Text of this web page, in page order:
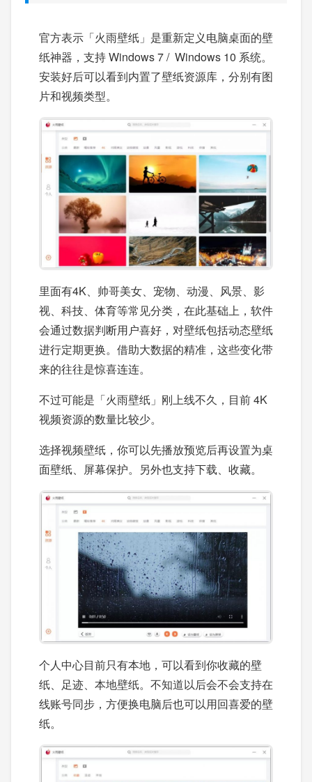
官方表示「火雨壁纸」是重新定义电脑桌面的壁
纸神器，支持 Windows 7 / Windows 10 系统。
安装好后可以看到内置了壁纸资源库，分别有图
片和视频类型。
里面有4K、帅哥美女、宠物、动漫、风景、影
视、科技、体育等常见分类，在此基础上，软件
会通过数据判断用户喜好，对壁纸包括动态壁纸
进行定期更换。借助大数据的精准，这些变化带
来的往往是惊喜连连。
不过可能是「火雨壁纸」刚上线不久，目前 4K
视频资源的数量比较少。
选择视频壁纸，你可以先播放预览后再设置为桌
面壁纸、屏幕保护。另外也支持下载、收藏。
个人中心目前只有本地，可以看到你收藏的壁
纸、足迹、本地壁纸。不知道以后会不会支持在
线账号同步，方便换电脑后也可以用回喜爱的壁
纸。